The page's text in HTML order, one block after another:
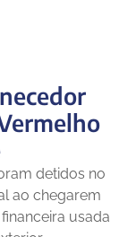
detidos no
ao chegarem
usada